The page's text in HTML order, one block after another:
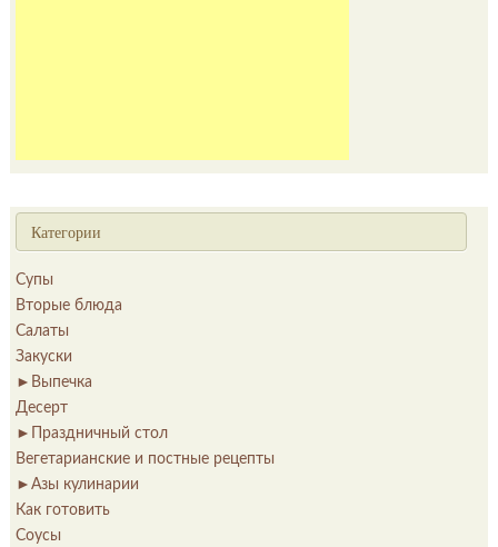
Категории
Супы
Вторые блюда
Салаты
Закуски
► Выпечка
Десерт
►
Праздничный стол
Вегетарианские и постные рецепты
► Азы кулинарии
Как готовить
Соусы